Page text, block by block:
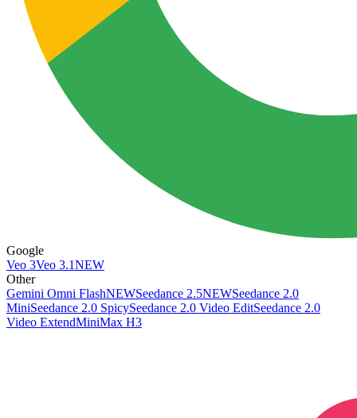
Google
Veo 3Veo 3.1NEW
Other
Gemini Omni FlashNEWSeedance 2.5NEWSeedance 2.0
MiniSeedance 2.0 SpicySeedance 2.0 Video EditSeedance 2.0
Video ExtendMiniMax H3